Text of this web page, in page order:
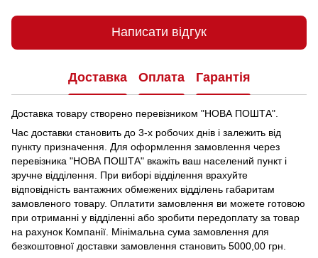
Написати відгук
Доставка Оплата Гарантія
Доставка товару створено перевізником "НОВА ПОШТА".
Час доставки становить до 3-х робочих днів і залежить від
пункту призначення. Для оформлення замовлення через
перевізника "НОВА ПОШТА" вкажіть ваш населений пункт і
зручне відділення.
При виборі відділення врахуйте
відповідність вантажних обмежених відділень габаритам
замовленого товару. Оплатити замовлення ви можете готовою
при отриманні у відділенні або зробити передоплату за товар
на рахунок Компанії. Мінімальна сума замовлення для
безкоштовної доставки замовлення становить 5000,00 грн.